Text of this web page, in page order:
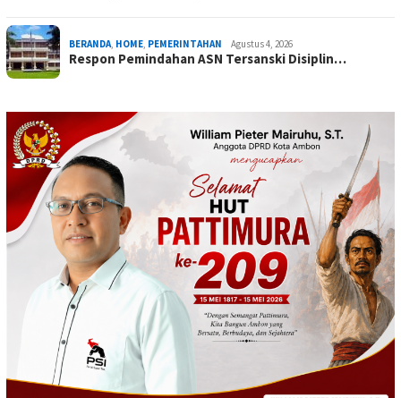
BERANDA, HOME, PEMERINTAHAN Agustus 4, 2026
Respon Pemindahan ASN Tersanski Disiplin…